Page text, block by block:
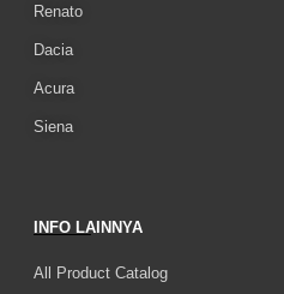
Renato
Dacia
Acura
Siena
INFO LAINNYA
All Product Catalog